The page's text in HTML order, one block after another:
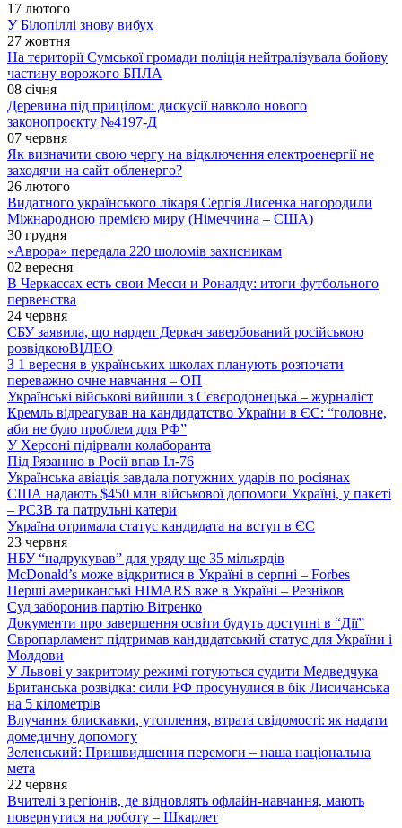
17 лютого
У Білопіллі знову вибух
27 жовтня
На території Сумської громади поліція нейтралізувала бойову
частину ворожого БПЛА
08 січня
Деревина під прицілом: дискусії навколо нового
законопроєкту №4197-Д
07 червня
Як визначити свою чергу на відключення електроенергії не
заходячи на сайт обленерго?
26 лютого
Видатного українського лікаря Сергія Лисенка нагородили
Міжнародною премією миру (Німеччина – США)
30 грудня
«Аврора» передала 220 шоломів захисникам
02 вересня
В Черкассах есть свои Месси и Роналду: итоги футбольного
первенства
24 червня
СБУ заявила, що нардеп Деркач завербований російською
розвідкоюВІДЕО
З 1 вересня в українських школах планують розпочати
переважно очне навчання – ОП
Українські військові вийшли з Сєвєродонецька – журналіст
Кремль відреагував на кандидатство України в ЄС: “головне,
аби не було проблем для РФ”
У Херсоні підірвали колаборанта
Під Рязанню в Росії впав Іл-76
Українська авіація завдала потужних ударів по росіянах
США надають $450 млн військової допомоги Україні, у пакеті
– РСЗВ та патрульні катери
Україна отримала статус кандидата на вступ в ЄС
23 червня
НБУ “надрукував” для уряду ще 35 мільярдів
McDonald’s може відкритися в Україні в серпні – Forbes
Перші американські HIMARS вже в Україні – Резніков
Суд заборонив партію Вітренко
Документи про завершення освіти будуть доступні в “Дії”
Європарламент підтримав кандидатський статус для України і
Молдови
У Львові у закритому режимі готуються судити Медведчука
Британська розвідка: сили РФ просунулися в бік Лисичанська
на 5 кілометрів
Влучання блискавки, утоплення, втрата свідомості: як надати
домедичну допомогу
Зеленський: Пришвидшення перемоги – наша національна
мета
22 червня
Вчителі з регіонів, де відновлять офлайн-навчання, мають
повернутися на роботу – Шкарлет